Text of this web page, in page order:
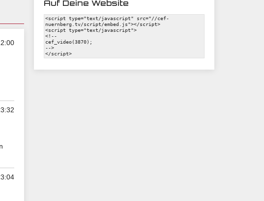
Auf Deine Website